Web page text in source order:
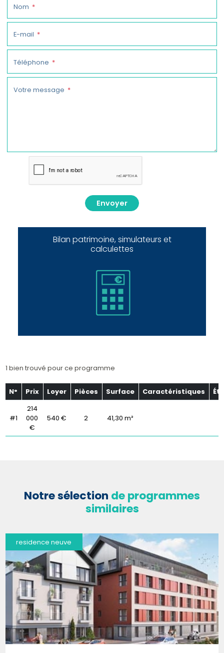
Nom
E-mail
Téléphone
Votre message
Envoyer
Bilan patrimoine, simulateurs et
calculettes
1 bien trouvé pour ce programme
N° Prix Loyer Pièces Surface Caractéristiques
#1
214
000
€
540 € 2 41,30 m²
Notre sélection de programmes
similaires
residence neuve